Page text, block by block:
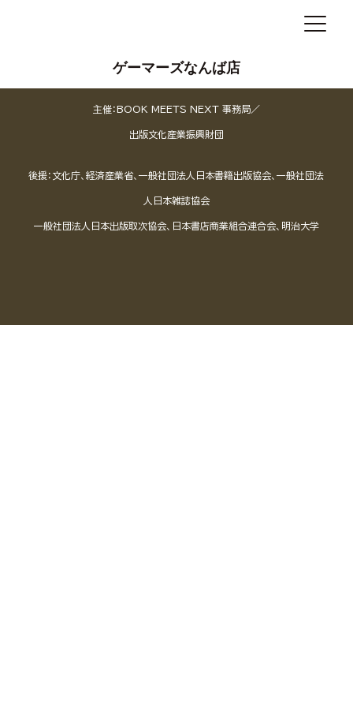
ゲーマーズなんば店
主催：BOOK MEETS NEXT 事務局／
出版文化産業振興財団
後援：文化庁、経済産業省、一般社団法人日本書籍出版協会、一般社団法
人日本雑誌協会
一般社団法人日本出版取次協会、日本書店商業組合連合会、明治大学